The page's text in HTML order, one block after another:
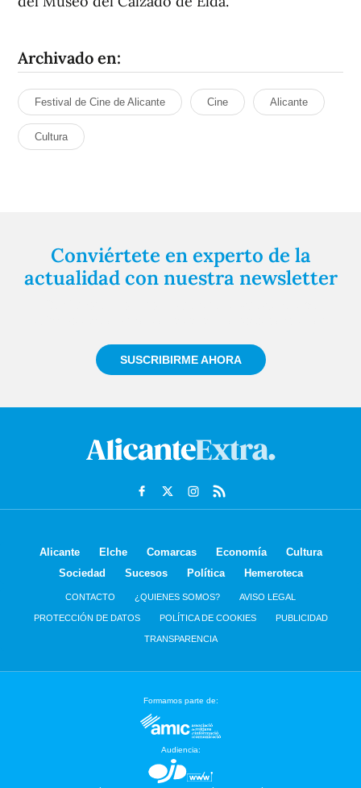
Archivado en:
Festival de Cine de Alicante Cine Alicante
Cultura
Conviértete en experto de la
actualidad con nuestra newsletter
SUSCRIBIRME AHORA
Alicante Elche Comarcas Economía
Cultura
Sociedad
Sucesos Política Hemeroteca
CONTACTO ¿QUIENES SOMOS? AVISO LEGAL
PROTECCIÓN DE DATOS POLÍTICA DE COOKIES PUBLICIDAD
TRANSPARENCIA
Formamos parte de:
Audiencia: